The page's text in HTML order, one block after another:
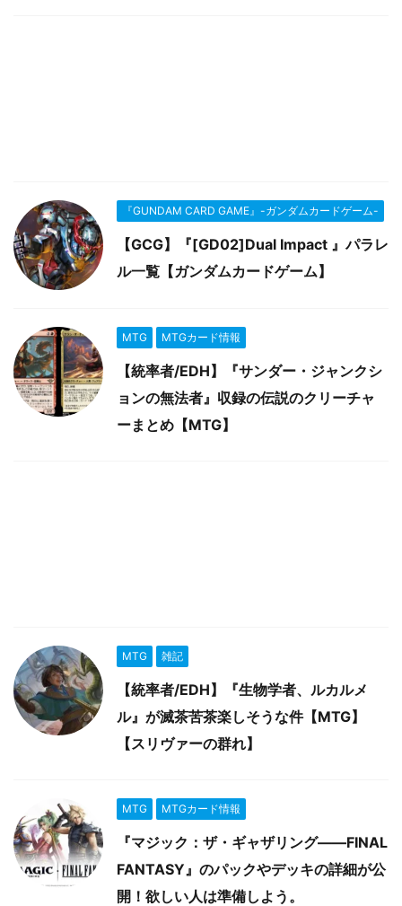
『GUNDAM CARD GAME』-ガンダムカードゲーム-
【GCG】『[GD02]Dual Impact 』パラレ
ル一覧【ガンダムカードゲーム】
MTG MTGカード情報
【統率者/EDH】『サンダー・ジャンクシ
ョンの無法者』収録の伝説のクリーチャ
ーまとめ【MTG】
MTG 雑記
【統率者/EDH】『生物学者、ルカルメ
ル』が滅茶苦茶楽しそうな件【MTG】
【スリヴァーの群れ】
MTG MTGカード情報
『マジック：ザ・ギャザリング――FINAL
FANTASY』のパックやデッキの詳細が公
開！欲しい人は準備しよう。